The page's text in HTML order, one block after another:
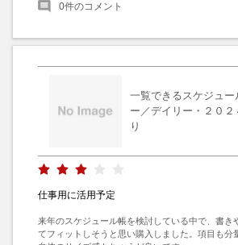
0件のコメント
一覧できるスケジュー
ー／デイリー・２０２
り
仕事用に活用予定
来年のスケジュール帳を検討している中で、書き
てフィットしそうと思い購入しました。項目も分